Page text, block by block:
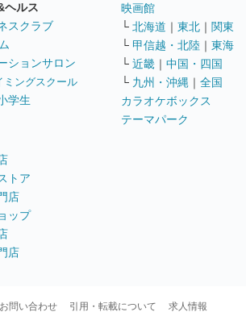
ヘルス
スクラブ
ションサロン
ミングスクール
学生
トア
店
ップ
店
映画館
└ 北海道 ｜ 東北 ｜ 関東
└ 甲信越・北陸 ｜ 東海
└ 近畿 ｜ 中国・四国
└ 九州・沖縄 ｜ 全国
カラオケボックス
テーマパーク
お問い合わせ 引用・転載について 求人情報